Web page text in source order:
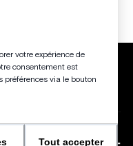
votre expérience de
consentement est
préférences via le bouton
Tout accepter
Conditions générales
WEBSITE BY